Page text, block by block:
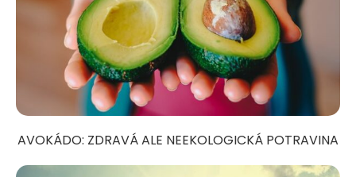
AVOKÁDO: ZDRAVÁ ALE NEEKOLOGICKÁ POTRAVINA